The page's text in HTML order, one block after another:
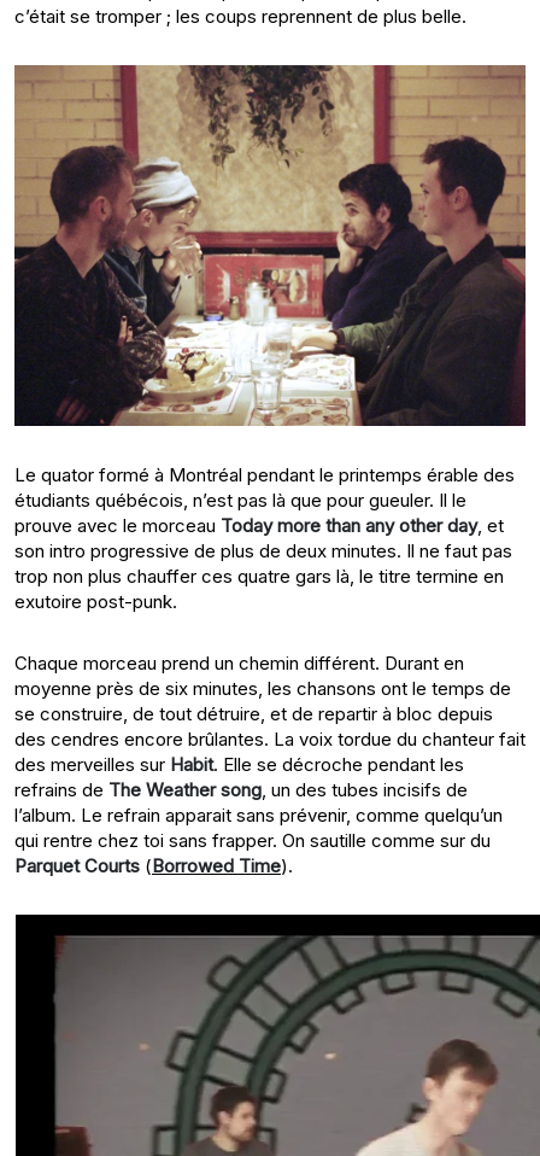
c’était se tromper ; les coups reprennent de plus belle.
Le quator formé à Montréal pendant le printemps érable des
étudiants québécois, n’est pas là que pour gueuler. Il le
prouve avec le morceau Today more than any other day, et
son intro progressive de plus de deux minutes. Il ne faut pas
trop non plus chauffer ces quatre gars là, le titre termine en
exutoire post-punk.
Chaque morceau prend un chemin différent. Durant en
moyenne près de six minutes, les chansons ont le temps de
se construire, de tout détruire, et de repartir à bloc depuis
des cendres encore brûlantes. La voix tordue du chanteur fait
des merveilles sur Habit. Elle se décroche pendant les
refrains de The Weather song, un des tubes incisifs de
l’album. Le refrain apparait sans prévenir, comme quelqu’un
qui rentre chez toi sans frapper. On sautille comme sur du
Parquet Courts (Borrowed Time).